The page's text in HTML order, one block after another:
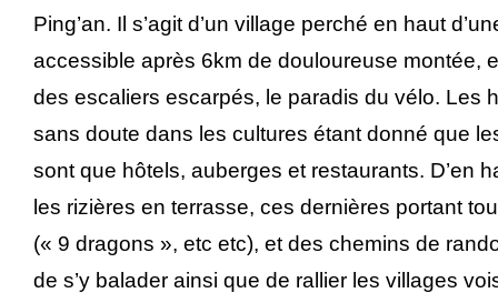
Ping’an. Il s’agit d’un village perché en haut
accessible après 6km de douloureuse montée,
des escaliers escarpés, le paradis du vélo. Les
sans doute dans les cultures étant donné que
sont que hôtels, auberges et restaurants. D’en
les rizières en terrasse, ces dernières portant
(« 9 dragons », etc etc), et des chemins de
de s’y balader ainsi que de rallier les villages